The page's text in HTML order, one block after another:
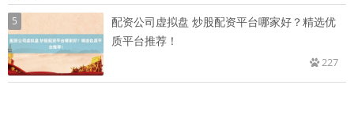
5
配资公司虚拟盘 炒股配资平台哪家好？精选优
质平台推荐！
227